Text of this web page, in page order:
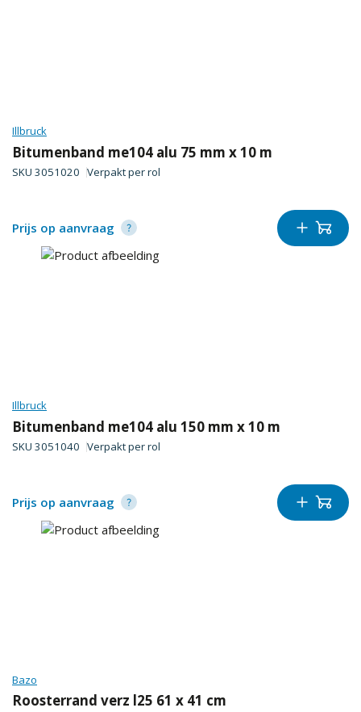
Illbruck
Bitumenband me104 alu 75 mm x 10 m
SKU 3051020 Verpakt perrol
Prijs op aanvraag
Illbruck
Bitumenband me104 alu 150 mm x 10 m
SKU 3051040 Verpakt perrol
Prijs op aanvraag
Bazo
Roosterrand verz l25 61 x 41 cm